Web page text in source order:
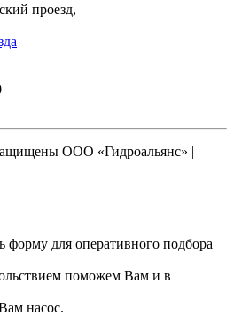
проезд,
ООО «Гидроальянс» |
форму для оперативного подбора
поможем Вам и в
насос.